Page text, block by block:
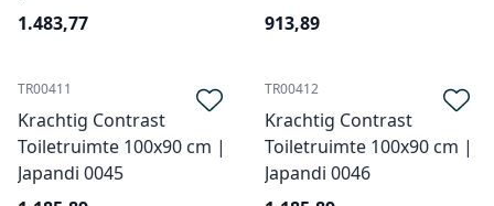
1.483,77
913,89
TR00411
Krachtig Contrast
Toiletruimte 100x90 cm |
Japandi 0045
TR00412
Krachtig Contrast
Toiletruimte 100x90 cm |
Japandi 0046